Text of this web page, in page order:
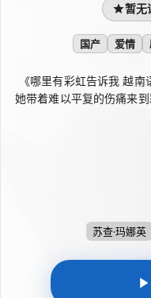
暂无
国产 爱情
《哪里有彩虹告诉我 越南
她带着难以平复的伤痛来
整理心情。在这里，她结
人。几位年轻人从小镇资
长与爱
苏查·玛娜英